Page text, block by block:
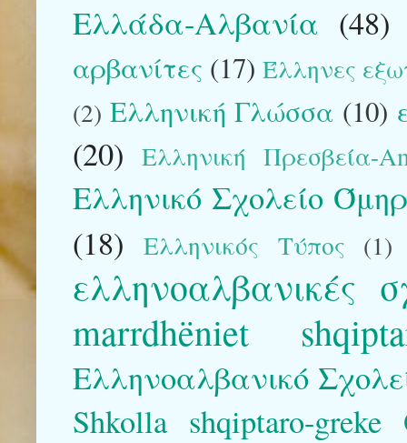
Ελλάδα-Αλβανία (48)
αρβανίτες (17) Έλληνες
(2) Ελληνική Γλώσσα (10)
(20) Ελληνική Πρεσβεία-
Ελληνικό Σχολείο
(18)
Ελληνικός Τύπος (1)
ελληνοαλβανικές
marrdhëniet
Ελληνοαλβανικό
Shkolla shqiptaro-greke